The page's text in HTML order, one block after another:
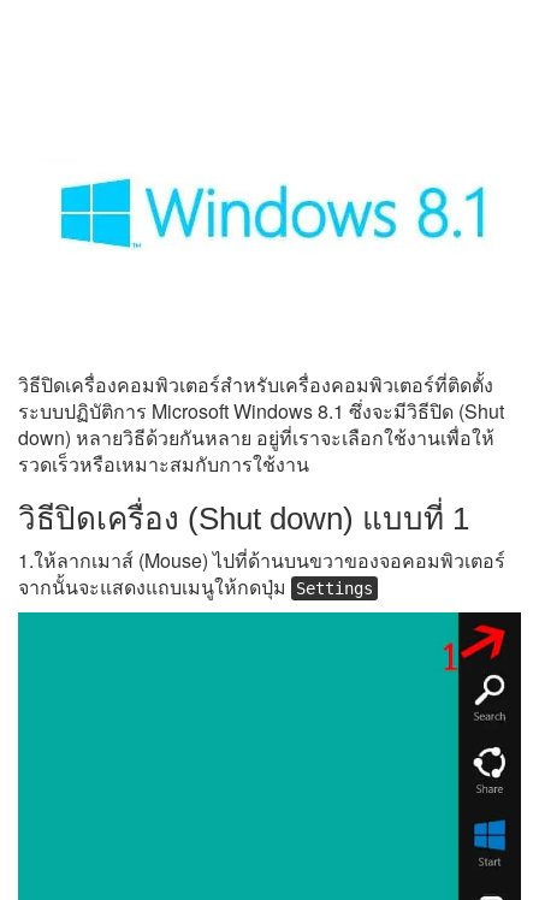
วิธีปิดเครื่องคอมพิวเตอร์สำหรับเครื่องคอมพิวเตอร์ที่ติดตั้ง
ระบบปฏิบัติการ Microsoft Windows 8.1 ซึ่งจะมีวิธีปิด (Shut
down) หลายวิธีด้วยกันหลาย อยู่ที่เราจะเลือกใช้งานเพื่อให้
รวดเร็วหรือเหมาะสมกับการใช้งาน
วิธีปิดเครื่อง (Shut down) แบบที่ 1
1.ให้ลากเมาส์ (Mouse) ไปที่ด้านบนขวาของจอคอมพิวเตอร์
จากนั้นจะแสดงแถบเมนูให้กดปุ่ม
Settings